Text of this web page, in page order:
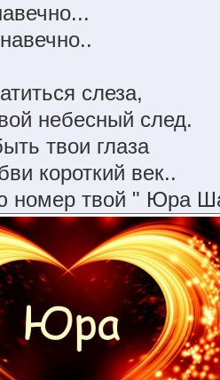
слеза,
небесный след.
твои глаза
короткий век..
номер твой " Юра